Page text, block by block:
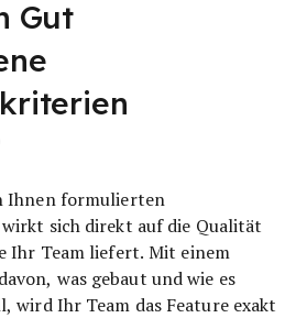
Gut
Ihnen formulierten
sich direkt auf die Qualität
Ihr Team liefert. Mit einem
was gebaut und wie es
wird Ihr Team das Feature exakt